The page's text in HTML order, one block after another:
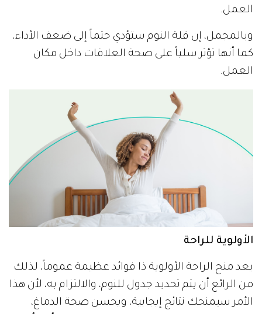
العمل.
وبالمجمل، إن قلة النوم ستؤدي حتماً إلى ضعف الأداء،
كما أنها تؤثر سلباً على صحة العلاقات داخل مكان
العمل.
الأولوية للراحة
يعد منح الراحة الأولوية ذا فوائد عظيمة عموماً، لذلك
من الرائع أن يتم تحديد جدول للنوم، والالتزام به، لأن هذا
الأمر سيمنحك نتائج إيجابية، ويحسن صحة الدماغ،